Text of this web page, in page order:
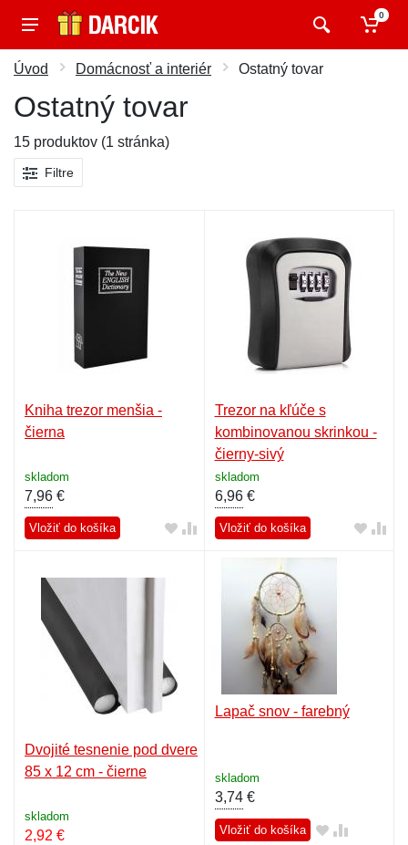
0
Úvod Domácnosť a interiér Ostatný tovar
Ostatný tovar
15 produktov (1 stránka)
Filtre
Kniha trezor menšia -
čierna
skladom
7,96 €
Vložiť do košíka
Trezor na kľúče s
kombinovanou skrinkou -
čierny-sivý
skladom
6,96€
Vložiť do košíka
Dvojité tesnenie pod dvere
85 x 12 cm - čierne
skladom
2,92 €
Lapač snov - farebný
skladom
3,74€
Vložiť do košíka